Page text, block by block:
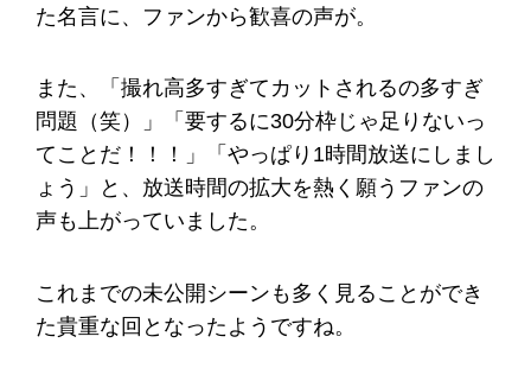
た名言に、ファンから歓喜の声が。
また、「撮れ高多すぎてカットされるの多すぎ
問題（笑）」「要するに30分枠じゃ足りないっ
てことだ！！！」「やっぱり1時間放送にしまし
ょう」と、放送時間の拡大を熱く願うファンの
声も上がっていました。
これまでの未公開シーンも多く見ることができ
た貴重な回となったようですね。